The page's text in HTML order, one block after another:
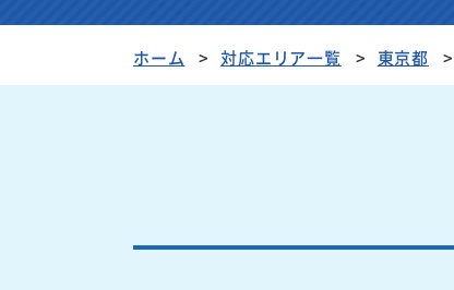
ホーム 対応エリア一覧 東京都